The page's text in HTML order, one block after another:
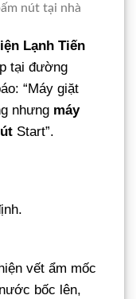
nút tại nhà
Lạnh Tiến
tại đường
“Máy giặt
nhưng máy
Start”.
vết ẩm mốc
bốc lên,